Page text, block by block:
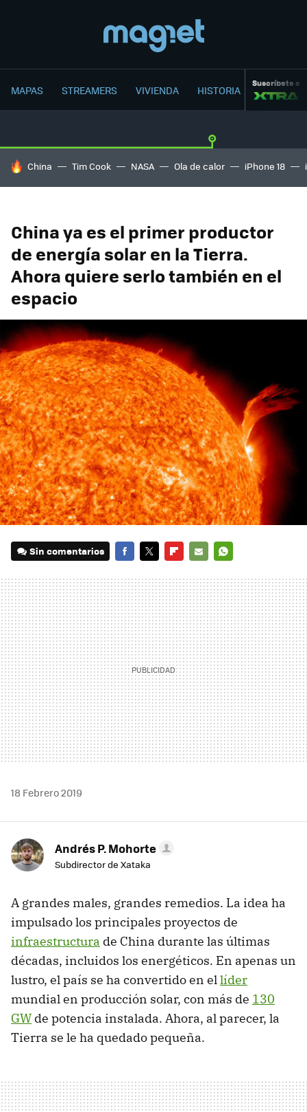
MAPAS STREAMERS VIVIENDA HISTORIA Suscríbete a
HOY SE HABLA DE
China Tim Cook NASA Ola de calor iPhone 18
China ya es el primer productor
de energía solar en la Tierra.
Ahora quiere serlo también en el
espacio
Sin comentarios
MAIL
18 Febrero 2019
Andrés P. Mohorte
Subdirector de Xataka
A grandes males, grandes remedios. La idea ha
impulsado los principales proyectos de
infraestructura de China durante las últimas
décadas, incluidos los energéticos. En apenas un
lustro, el país se ha convertido en ellíder
mundial en producción solar, con más de 130
GW de potencia instalada. Ahora, al parecer, la
Tierra se le ha quedado pequeña.